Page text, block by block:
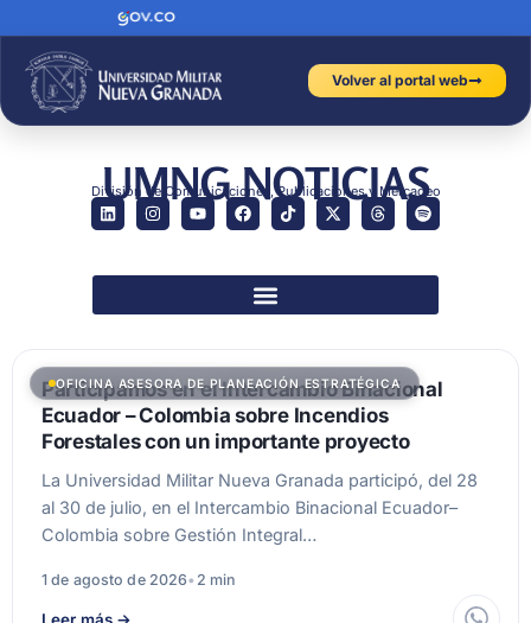
Volver al portal web
UMNG NOTICIAS
División de Comunicaciones, Publicaciones y Mercadeo
OFICINA ASESORA DE PLANEACIÓN ESTRATÉGICA
Participamos en el Intercambio Binacional
Ecuador – Colombia sobre Incendios
Forestales con un importante proyecto
La Universidad Militar Nueva Granada participó, del 28
al 30 de julio, en el Intercambio Binacional Ecuador–
Colombia sobre Gestión Integral…
1 de agosto de 2026• 2 min